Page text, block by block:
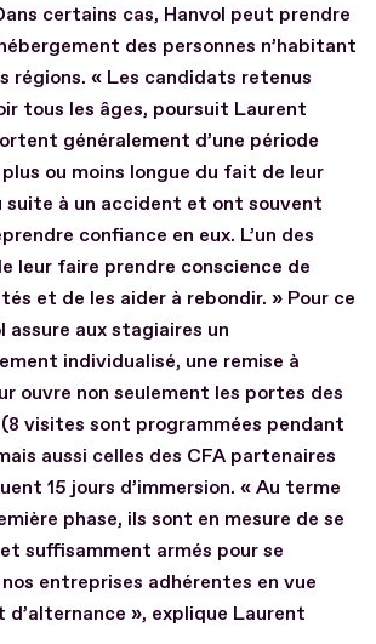
certains cas, Hanvol peut prendre
des personnes n’habitant
régions. « Les candidats retenus
tous les âges, poursuit Laurent
généralement d’une période
ou moins longue du fait de leur
suite à un accident et ont souvent
confiance en eux. L’un des
leur faire prendre conscience de
et de les aider à rebondir. » Pour ce
assure aux stagiaires un
individualisé, une remise à
ouvre non seulement les portes des
visites sont programmées pendant
aussi celles des CFA partenaires
15 jours d’immersion. « Au terme
phase, ils sont en mesure de se
suffisamment armés pour se
entreprises adhérentes en vue
d’alternance », explique Laurent